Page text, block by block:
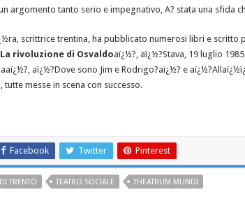
argomento tanto serio e impegnativo, A? stata una sfida
scrittrice trentina, ha pubblicato numerosi libri e scritto
La rivoluzione di Osvaldoaï¿½?, aï¿½?Stava, 19 luglio
aï¿½?Dove sono Jim e Rodrigo?aï¿½? e
messe in scena con successo.
Facebook Twitter Pinterest
TRENTO TEATRO SOCIALE THEATRUM MUNDI